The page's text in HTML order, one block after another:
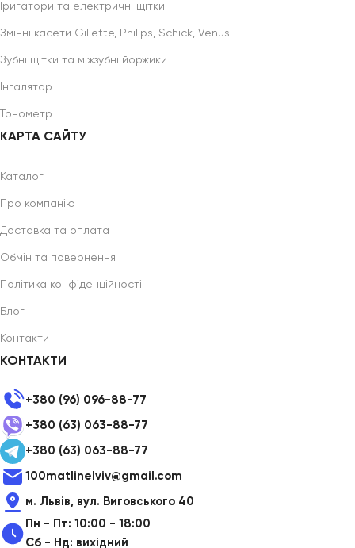
Іригатори та електричні щітки
Змінні касети Gillette, Philips, Schick, Venus
Зубні щітки та міжзубні йоржики
Інгалятор
Тонометр
КАРТА САЙТУ
Каталог
Про компанію
Доставка та оплата
Обмін та повернення
Політика конфіденційності
Блог
Контакти
КОНТАКТИ
+380 (96) 096-88-77
+380 (63) 063-88-77
+380 (63) 063-88-77
100matlinelviv@gmail.com
м. Львів, вул. Виговського 40
Пн - Пт: 10:00 - 18:00
Сб - Нд: вихідний